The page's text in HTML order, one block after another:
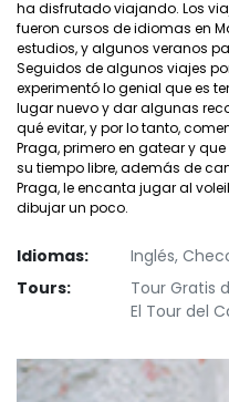
ha disfrutado viajando. Los
fueron cursos de idiomas en
estudios, y algunos veranos
Seguidos de algunos viajes
experimentó lo genial que es
lugar nuevo y dar algunas
qué evitar, y por lo tanto,
Praga, primero en gatear y
su tiempo libre, además de
Praga, le encanta jugar al
dibujar un poco.
Idiomas:
Inglés,
Tours:
Tour Gratis
El Tour del